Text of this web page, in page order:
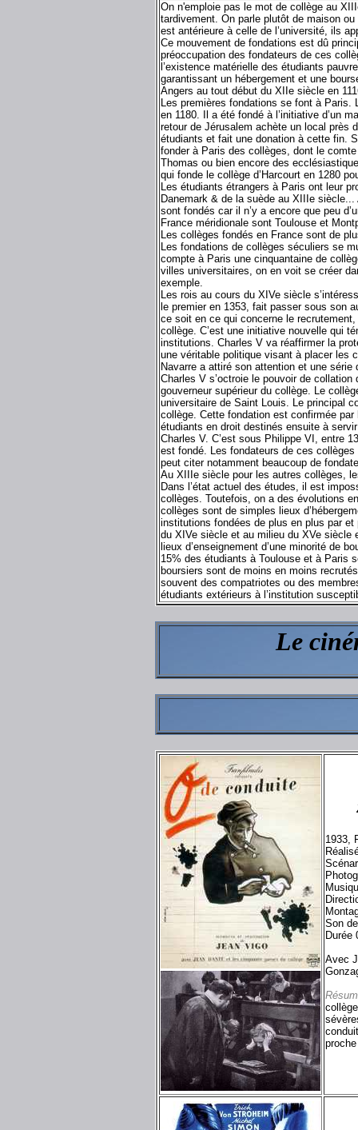
On n'emploie pas le mot de collège au
tardivement. On parle plutôt de maison
est antérieure à celle de l’université, ils
Ce mouvement de fondations est dû
préoccupation des fondateurs de ces
l’existence matérielle des étudiants
garantissant un hébergement et une
Angers au tout début du XIIe siècle en
Les premières fondations se font à
en 1180. Il a été fondé à l’initiative d’un
retour de Jérusalem achète un local près
étudiants et fait une donation à cette fin.
fonder à Paris des collèges, dont le
Thomas ou bien encore des
qui fonde le collège d’Harcourt en 1280
Les étudiants étrangers à Paris ont leur
Danemark & de la suède au XIIIe
sont fondés car il n’y a encore que peu
France méridionale sont Toulouse et
Les collèges fondés en France sont de
Les fondations de collèges séculiers se
compte à Paris une cinquantaine de
villes universitaires, on en voit se créer
exemple.
Les rois au cours du XIVe siècle
le premier en 1353, fait passer sous son
ce soit en ce qui concerne le
collège. C’est une initiative nouvelle qui
institutions. Charles V va réaffirmer la
une véritable politique visant à placer les
Navarre a attiré son attention et une série
Charles V s’octroie le pouvoir de
gouverneur supérieur du collège. Le
universitaire de Saint Louis. Le principal
collège. Cette fondation est confirmée
étudiants en droit destinés ensuite à
Charles V. C’est sous Philippe VI, entre
est fondé. Les fondateurs de ces
peut citer notamment beaucoup de
Au XIIIe siècle pour les autres collèges,
Dans l’état actuel des études, il est
collèges. Toutefois, on a des évolutions
collèges sont de simples lieux
institutions fondées de plus en plus par
du XIVe siècle et au milieu du XVe siècle
lieux d’enseignement d’une minorité de
15% des étudiants à Toulouse et à Paris
boursiers sont de moins en moins
souvent des compatriotes ou des
étudiants extérieurs à l’institution
Le
1933,
Son
Durée
Avec